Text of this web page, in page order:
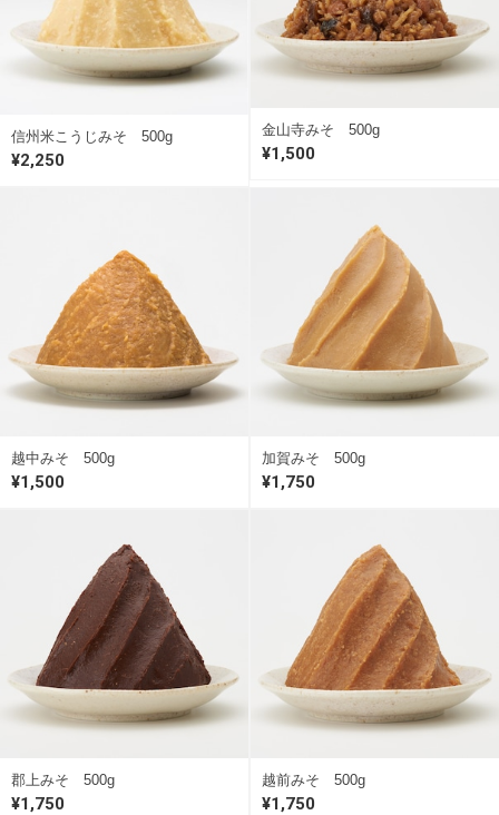
信州米こうじみそ 500g
¥2,250
金山寺みそ 500g
¥1,500
越中みそ 500g
¥1,500
加賀みそ 500g
¥1,750
郡上みそ 500g
¥1,750
越前みそ 500g
¥1,750